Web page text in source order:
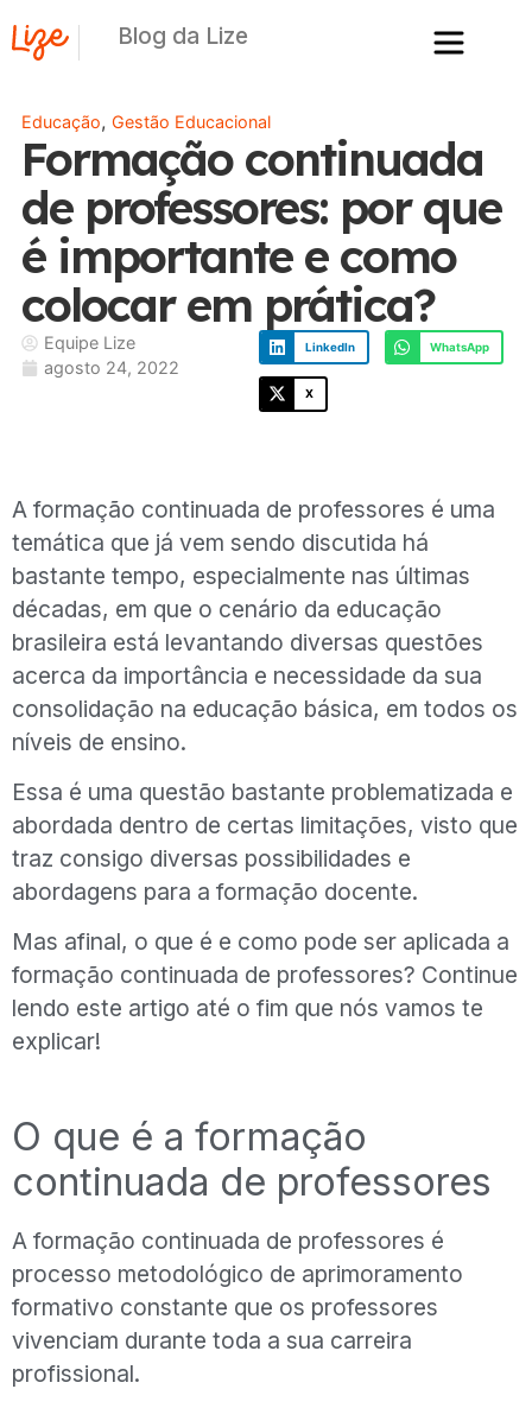
Blog da Lize
Educação, Gestão Educacional
Formação continuada
de professores: por que
é importante e como
colocar em prática?
Equipe Lize
agosto 24, 2022
LinkedIn WhatsApp
X
A formação continuada de professores é uma
temática que já vem sendo discutida há
bastante tempo, especialmente nas últimas
décadas, em que o cenário da educação
brasileira está levantando diversas questões
acerca da importância e necessidade da sua
consolidação na educação básica, em todos os
níveis de ensino.
Essa é uma questão bastante problematizada e
abordada dentro de certas limitações, visto que
traz consigo diversas possibilidades e
abordagens para a formação docente.
Mas afinal, o que é e como pode ser aplicada a
formação continuada de professores? Continue
lendo este artigo até o fim que nós vamos te
explicar!
O que é a formação
continuada de professores
A formação continuada de professores é
processo metodológico de aprimoramento
formativo constante que os professores
vivenciam durante toda a sua carreira
profissional.